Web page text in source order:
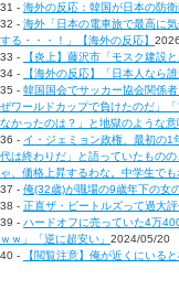
31 - 海外の反応：韓国が日本の防
32 - 海外「日本の電車旅で最高に
する・・・！」【海外の反応】
33 -
【炎上】藤沢市「モスク建設
34 -
【海外の反応】「日本人なら
35 - 韓国国会でサッカー協会関係
ぜワールドカップで負けたのだ」
なかったのは？」と地獄のような
36 - イ・ジェミョン政権、最初の
代は終わりだ」と語っていたもの
ゃ、価格上昇するわな。中学生でも
37 - 俺(32歳)が職場の9歳年下の女
38 - 正直ザ・ビートルズって過大
39 - ハードオフに売っていた4万
ｗｗ」「逆に超安い」 2024/05/20
40 -
【閲覧注意】俺が近くにいる